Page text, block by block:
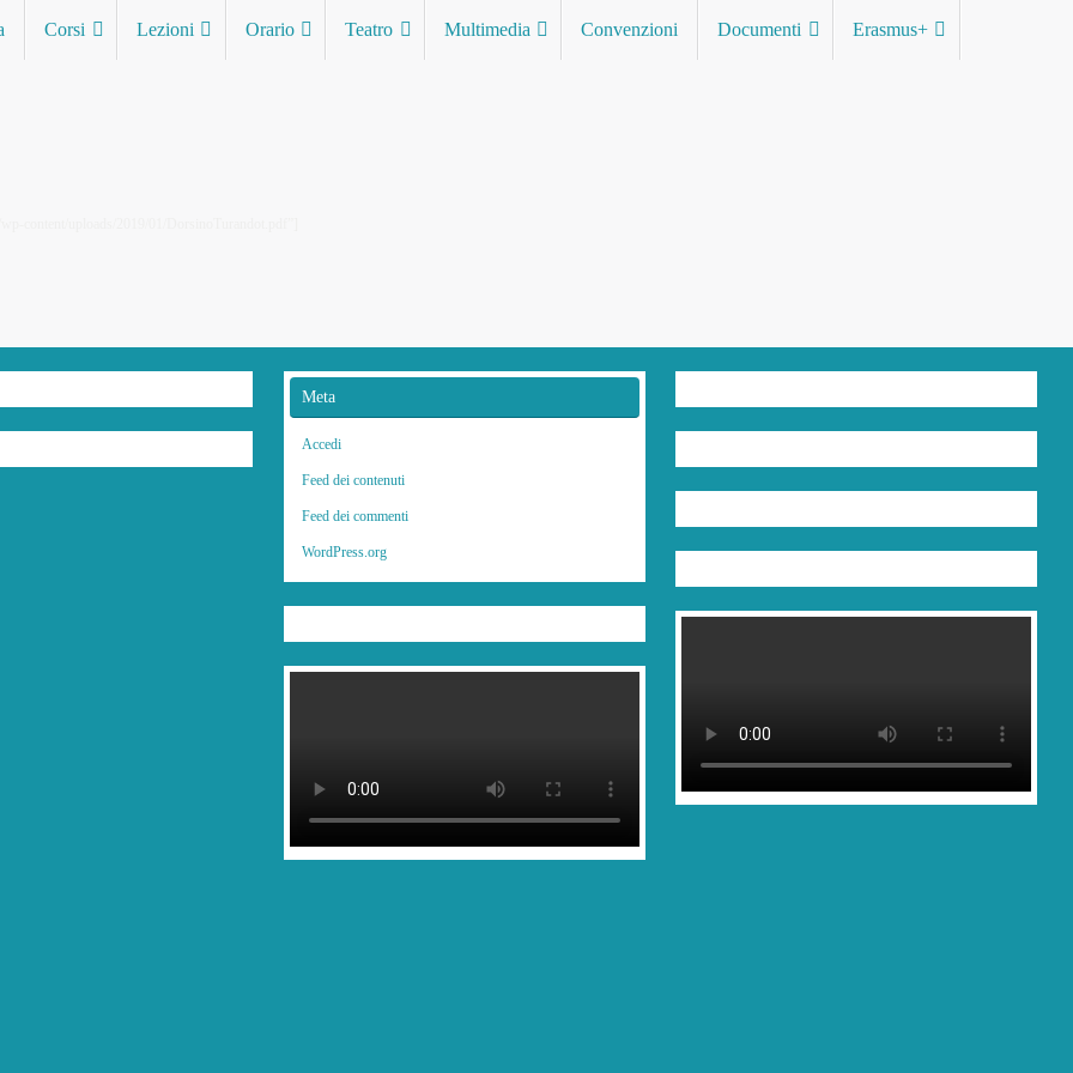
Corsi Lezioni Orario Teatro Multimedia Convenzioni Documenti Erasmus+
Meta
Accedi
Feed dei contenuti
Feed dei commenti
WordPress.org